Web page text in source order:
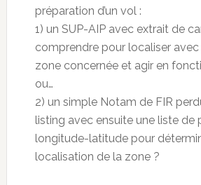
préparation d’un vol :
1) un SUP-AIP avec extrait de
comprendre pour localiser
zone concernée et agir en
ou…
2) un simple Notam de FIR
listing avec ensuite une liste de
longitude-latitude pour
localisation de la zone ?